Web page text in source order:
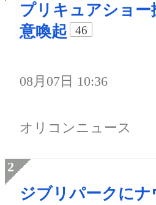
プリキュアショー
意喚起
46
08月07日 10:36
オリコンニュース
ジブリパークにナ